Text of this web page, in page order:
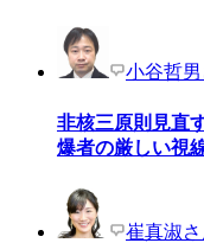
小谷哲
非核三原則見
爆者の厳しい視
崔真淑